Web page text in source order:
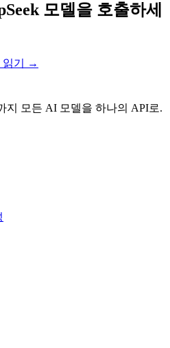
모델을 호출하세
읽기 →
지 모든 AI 모델을 하나의 API로.